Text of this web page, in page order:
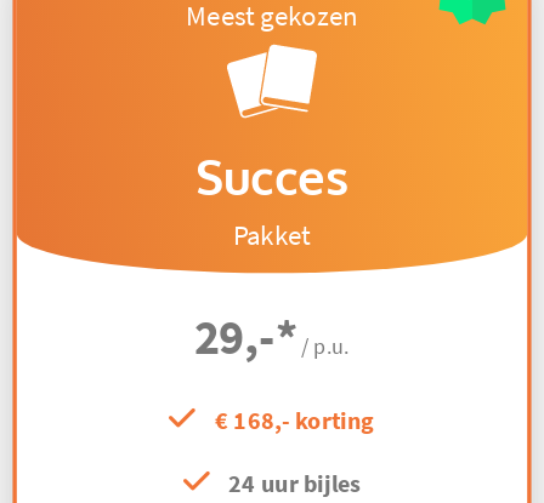
Succes
Pakket
29,-* / p.u.
€ 168,- korting
24 uur bijles